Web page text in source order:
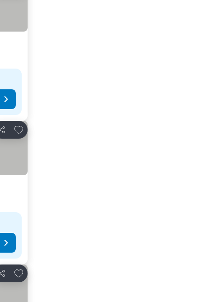
Paylaş
Favorilerime ekle
Paylaş
Favorilerime ekle